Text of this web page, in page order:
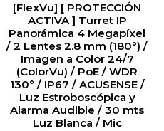
[FlexVu] [ PROTECCIÓN
ACTIVA ] Turret IP
Panorámica 4 Megapíxel
/ 2 Lentes 2.8 mm (180°) /
Imagen a Color 24/7
(ColorVu) / PoE / WDR
130° / IP67 / ACUSENSE /
Luz Estroboscópica y
Alarma Audible / 30 mts
Luz Blanca / Mic